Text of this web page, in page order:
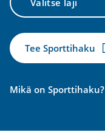
laji
Tee Sporttihaku
Mikä on Sporttihaku?